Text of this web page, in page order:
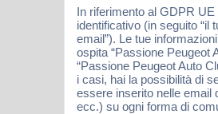
In riferimento al GDPR
identificativo (in seguito “il
email”). Le tue
ospita “Passione Peugeot
“Passione Peugeot Auto
i casi, hai la possibilità di
essere inserito nelle email
ecc.) su ogni forma di